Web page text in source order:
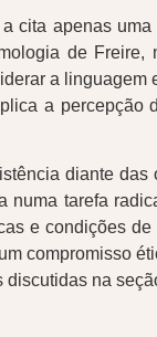
cita apenas
de
a
a
diante
tarefa
e condições
compromisso
discutidas na